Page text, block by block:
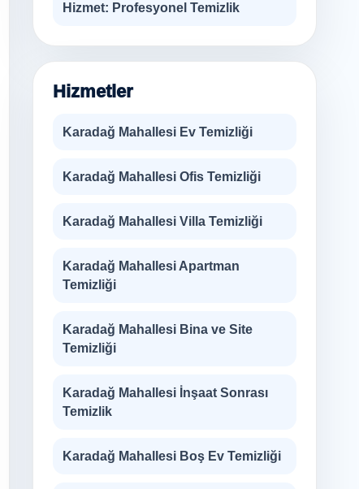
Hizmet: Profesyonel Temizlik
Hizmetler
Karadağ Mahallesi Ev Temizliği
Karadağ Mahallesi Ofis Temizliği
Karadağ Mahallesi Villa Temizliği
Karadağ Mahallesi Apartman
Temizliği
Karadağ Mahallesi Bina ve Site
Temizliği
Karadağ Mahallesi İnşaat Sonrası
Temizlik
Karadağ Mahallesi Boş Ev Temizliği